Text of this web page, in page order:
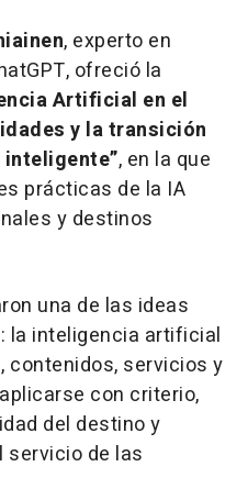
, experto en
ofreció la
Artificial en el
y la transición
, en la que
prácticas de la IA
y destinos
una de las ideas
la inteligencia artificial
contenidos, servicios y
con criterio,
del destino y
servicio de las